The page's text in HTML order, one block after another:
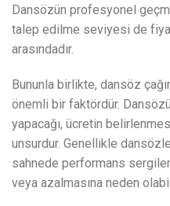
Dansözün profesyonel
talep edilme seviyesi de
arasındadır.
Bununla birlikte, dansöz
önemli bir faktördür.
yapacağı, ücretin
unsurdur. Genellikle
sahnede performans
veya azalmasına neden